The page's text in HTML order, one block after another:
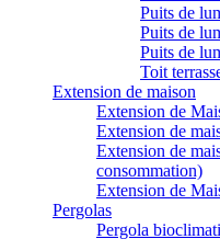
Puits de
Puits de
Puits de
Toit
Extension de maison
Extension de
Extension de
Extension de
consommation)
Extension de
Pergolas
Pergola